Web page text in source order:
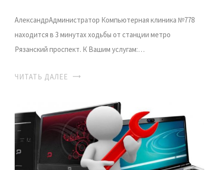
АлександрАдминистратор Компьютерная клиника №778
находится в 3 минутах ходьбы от станции метро
Рязанский проспект. К Вашим услугам:…
ЧИТАТЬ ДАЛЕЕ